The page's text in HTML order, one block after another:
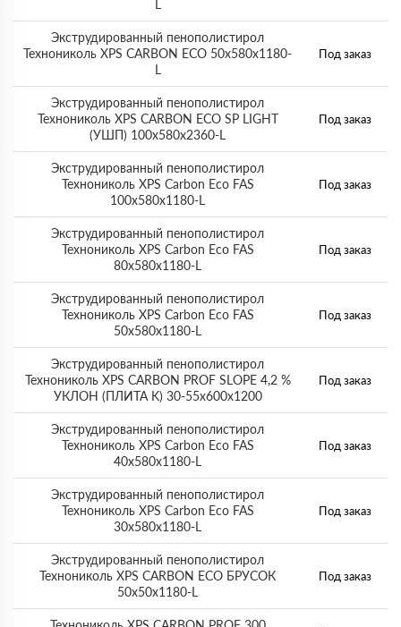
Экструдированный пенополистирол
Технониколь XPS CARBON ECO 50х580х1180-
L
Под заказ
Экструдированный пенополистирол
Технониколь XPS CARBON ECO SP LIGHT
(УШП) 100х580х2360-L
Под заказ
Экструдированный пенополистирол
Технониколь XPS Carbon Eco FAS
100х580х1180-L
Под заказ
Экструдированный пенополистирол
Технониколь XPS Carbon Eco FAS
80х580х1180-L
Под заказ
Экструдированный пенополистирол
Технониколь XPS Carbon Eco FAS
50х580х1180-L
Под заказ
Экструдированный пенополистирол
Технониколь XPS CARBON PROF SLOPE 4,2 %
УКЛОН (ПЛИТА K) 30-55х600х1200
Под заказ
Экструдированный пенополистирол
Технониколь XPS Carbon Eco FAS
40х580х1180-L
Под заказ
Экструдированный пенополистирол
Технониколь XPS Carbon Eco FAS
30х580х1180-L
Под заказ
Экструдированный пенополистирол
Технониколь XPS CARBON ECO БРУСОК
50х50х1180-L
Под заказ